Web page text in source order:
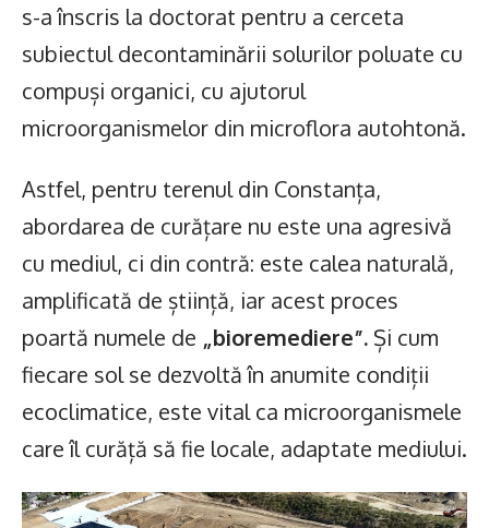
s-a înscris la doctorat pentru a cerceta
subiectul decontaminării solurilor poluate cu
compuși organici, cu ajutorul
microorganismelor din microflora autohtonă.
Astfel, pentru terenul din Constanța,
abordarea de curățare nu este una agresivă
cu mediul, ci din contră: este calea naturală,
amplificată de știință, iar acest proces
poartă numele de „bioremediere”. Și cum
fiecare sol se dezvoltă în anumite condiții
ecoclimatice, este vital ca microorganismele
care îl curăță să fie locale, adaptate mediului.